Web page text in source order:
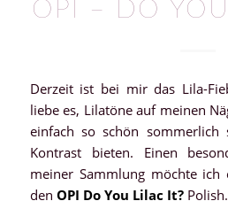
OPI – DO
Derzeit ist bei mir das Lila-
liebe es, Lilatöne auf meinen
einfach so schön
Kontrast bieten. Einen
meiner Sammlung möchte ich
den OPI Do You Lilac It? Polish.